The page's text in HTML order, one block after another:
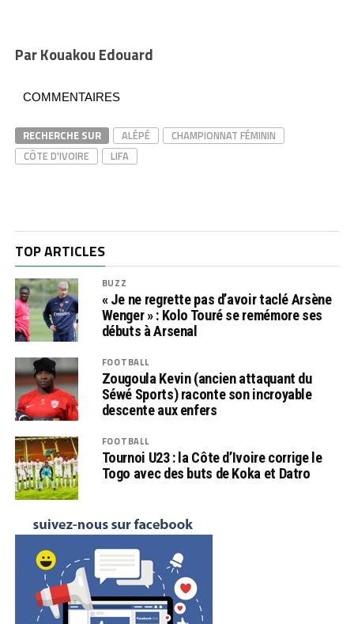
Par Kouakou Edouard
COMMENTAIRES
RECHERCHE SUR ALÉPÉ
CHAMPIONNAT FÉMININ
CÔTE D'IVOIRE
LIFA
TOP ARTICLES
BUZZ
« Je ne regrette pas d’avoir taclé Arsène
Wenger » : Kolo Touré se remémore ses
débuts à Arsenal
FOOTBALL
Zougoula Kevin (ancien attaquant du
Séwé Sports) raconte son incroyable
descente aux enfers
FOOTBALL
Tournoi U23 : la Côte d’Ivoire corrige le
Togo avec des buts de Koka et Datro